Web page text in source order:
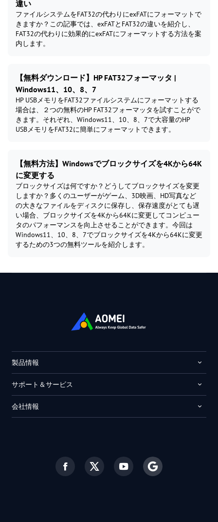
違い
ファイルシステムをFAT32の代わりにexFATにフォーマットで
きますか？この記事では、exFATとFAT32の違いを紹介し、
FAT32の代わりに効果的にexFATにフォーマットする方法を案
内します。
【無料ダウンロード】HP FAT32フォーマッタ |
Windows11、10、8、7
HP USBメモリをFAT32ファイルシステムにフォーマットする
場合は、２つの無料のHP FAT32フォーマッタを試すことがで
きます。それぞれ、Windows11、10、8、7で大容量のHP
USBメモリをFAT32に簡単にフォーマットできます。
【無料方法】Windowsでブロックサイズを4Kから64K
に変更する
ブロックサイズは何ですか？どうしてブロックサイズを変更
しますか？多くのユーザーがゲーム、3D映画、HD写真など
の大きなファイルをディスクに保存し、保存速度がとても遅
い場合、ブロックサイズを4Kから64Kに変更してコンピュー
タのパフォーマンスを向上させることができます。今回は
Windows11、10、8、7でブロックサイズを4Kから64Kに変更
するための3つの無料ツールを紹介します。
製品情報
サポート＆サービス
会社情報